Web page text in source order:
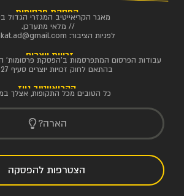
הפסקת פרסומות
מאגר הקריאייטיב המגזרי הגדול
// מלאי מתעדכן.
לפניות הציבור:
זכויות יוצרים
עבודות הפרסום המתפרסמות ב'הפסקת פרסומות'
בהתאם לחוק זכויות יוצרים סעיף 27 א'
הקריאייטיב ניוז
כל הטובים מכל התקופות, אצלך
הארה?
הצטרפות להפסקה